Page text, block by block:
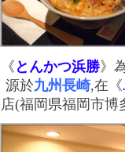
《 とんかつ浜勝》
源於九州長崎,在《
店(福岡県福岡市博